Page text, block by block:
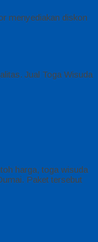
menyediakan diskon
Jual Toga Wisuda
harga, toga wisuda
Paket tersebut